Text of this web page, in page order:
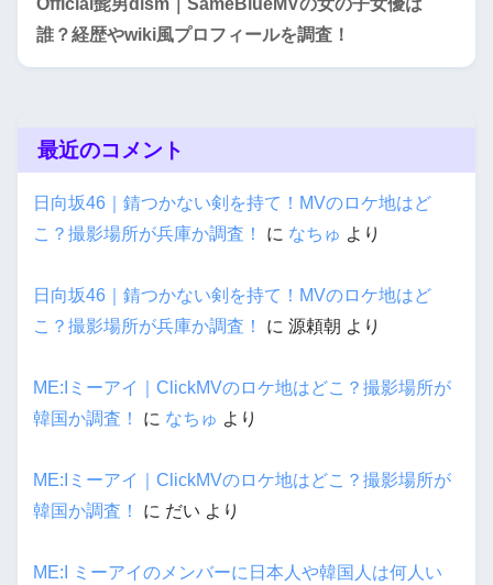
Official髭男dism｜SameBlueMVの女の子女優は
誰？経歴やwiki風プロフィールを調査！
最近のコメント
日向坂46｜錆つかない剣を持て！MVのロケ地はど
こ？撮影場所が兵庫か調査！
に なちゅ より
日向坂46｜錆つかない剣を持て！MVのロケ地はど
こ？撮影場所が兵庫か調査！
に 源頼朝 より
ME:Iミーアイ｜ClickMVのロケ地はどこ？撮影場所が
韓国か調査！
に なちゅ より
ME:Iミーアイ｜ClickMVのロケ地はどこ？撮影場所が
韓国か調査！
に だい より
ME:I ミーアイのメンバーに日本人や韓国人は何人い